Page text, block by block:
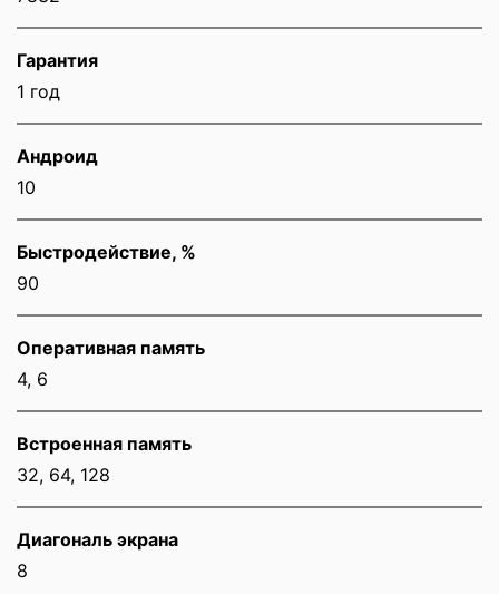
Гарантия
1 год
Андроид
10
Быстродействие, %
90
Оперативная память
4, 6
Встроенная память
32, 64, 128
Диагональ экрана
8